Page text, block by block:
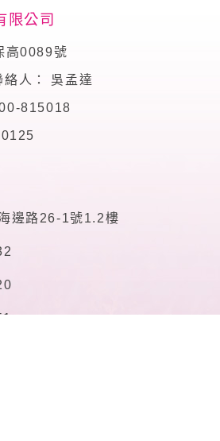
限公司
高0089號
人： 吳孟達
815018
邊路26-1號1.2樓